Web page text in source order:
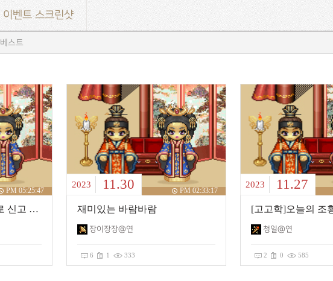
이벤트 스크린샷
베스트
PM 05:25:47
바람의나라 채집 매크로 신고 1일차
2023 11.30 PM 02:33:17
재미있는 바람바람
장이장장@연
6 1 333
2023 11.27
[고고학]오늘의 조
청일@연
2 0 585